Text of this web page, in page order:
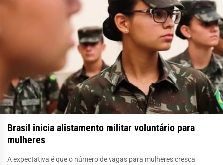
Brasil inicia alistamento militar voluntário para
mulheres
A expectativa é que o número de vagas para mulheres cresça